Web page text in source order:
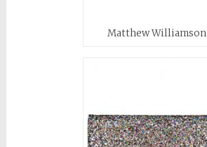
Matthew Williamson